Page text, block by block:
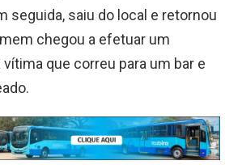
seguida, saiu do local e retornou
chegou a efetuar um
que correu para um bar e